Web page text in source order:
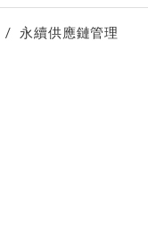
永續供應鏈管理